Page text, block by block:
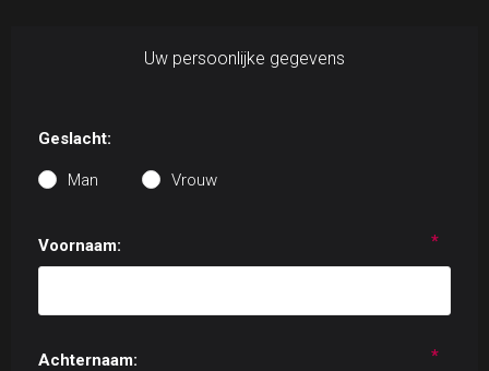
Uw persoonlijke gegevens
Geslacht:
Man Vrouw
Voornaam: *
Achternaam: *